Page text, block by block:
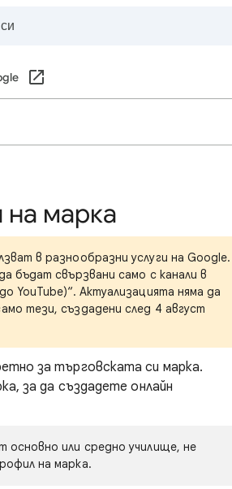
марка
в разнообразни услуги на Google.
бъдат свързвани само с канали в
YouTube)“. Актуализацията няма да
тези, създадени след 4 август
за търговската си марка.
за да създадете онлайн
основно или средно училище, не
на марка.